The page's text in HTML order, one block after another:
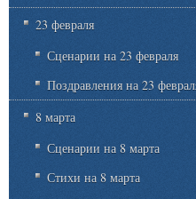
23 февраля
Сценарии на 23 февраля
Поздравления на 23
8 марта
Сценарии на 8 марта
Стихи на 8 марта